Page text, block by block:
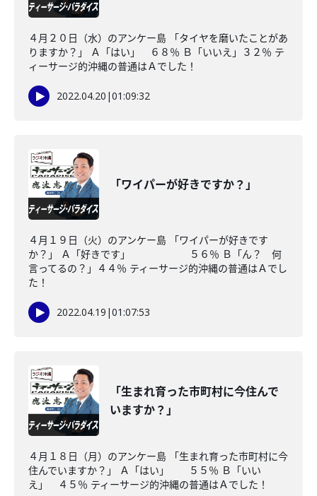
４月２０日（水）のアンケー島 「タイヤを磨いたことがあ
りますか？」 Ａ「はい」 ６８％ Ｂ「いいえ」３２％ テ
ィーサージ的沖縄の普通はＡでした！
2022.04.20 |01:09:32
「ワイパーが好きですか？」
４月１９日（火）のアンケー島 「ワイパーが好きです
か？」 Ａ「好きです」 ５６％ Ｂ「ん？ 何
言ってるの？」４４％ ティーサージ的沖縄の普通はＡでし
た！
2022.04.19 |01:07:53
「生まれ育った市町村に今住んで
いますか？」
４月１８日（月）のアンケー島 「生まれ育った市町村に今
住んでいますか？」 Ａ「はい」 ５５％ Ｂ「いい
え」 ４５％ ティーサージ的沖縄の普通はＡでした！